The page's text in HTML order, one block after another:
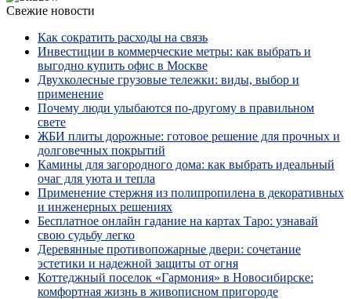
Свежие новости
Как сократить расходы на связь
Инвестиции в коммерческие метры: как выбрать и
выгодно купить офис в Москве
Двухколесные грузовые тележки: виды, выбор и
применение
Почему люди улыбаются по‑другому в правильном
свете
ЖБИ плиты дорожные: готовое решение для прочных и
долговечных покрытий
Камины для загородного дома: как выбрать идеальный
очаг для уюта и тепла
Применение стержня из полипропилена в декоративных
и инженерных решениях
Бесплатное онлайн гадание на картах Таро: узнавай
свою судьбу легко
Деревянные противопожарные двери: сочетание
эстетики и надежной защиты от огня
Коттеджный поселок «Гармония» в Новосибирске:
комфортная жизнь в живописном пригороде